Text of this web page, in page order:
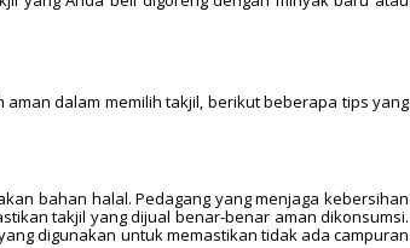
dalam memilih takjil, berikut beberapa tips yang
bahan halal. Pedagang yang menjaga kebersihan
takjil yang dijual benar-benar aman dikonsumsi.
digunakan untuk memastikan tidak ada campuran